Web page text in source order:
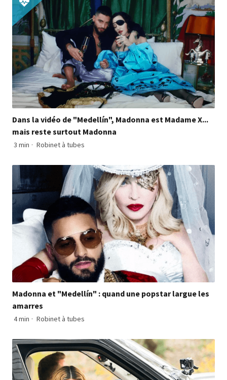
Dans la vidéo de "Medellín", Madonna est Madame X...
mais reste surtout Madonna
3 min · Robinet à tubes
Madonna et "Medellín" : quand une popstar largue les
amarres
4 min · Robinet à tubes